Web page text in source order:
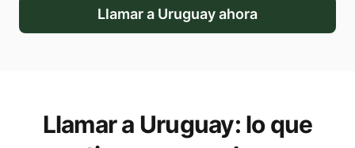
Llamar a Uruguayahora
Llamar a Uruguay: lo que